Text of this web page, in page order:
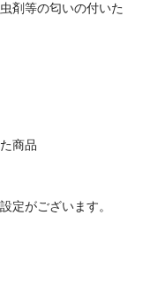
剤等の匂いの付いた
商品
定がございます。